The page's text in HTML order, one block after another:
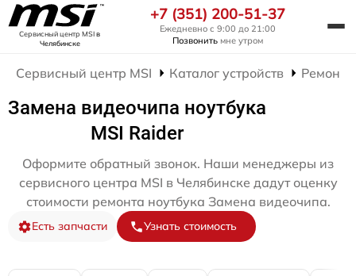
Сервисный центр MSIв
Челябинске
+7 (351) 200-51-37
Ежедневно с 9:00 до 21:00
Позвонить мне утром
Сервисный центр MSI Каталог устройств Ремонт
Замена видеочипа ноутбука
MSI Raider
Оформите обратный звонок. Наши менеджеры из
сервисного центра MSI в Челябинске дадут оценку
стоимости ремонта ноутбука Замена видеочипа.
Есть запчасти Узнать стоимость